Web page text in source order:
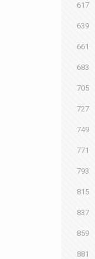
617
639
661
683
705
727
749
771
793
815
837
859
881